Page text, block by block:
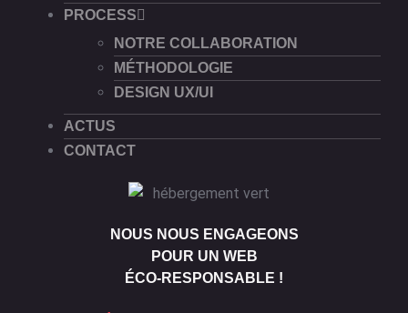
PROCESS
NOTRE COLLABORATION
MÉTHODOLOGIE
DESIGN UX/UI
ACTUS
CONTACT
NOUS NOUS ENGAGEONS
POUR UN WEB
ÉCO-RESPONSABLE !